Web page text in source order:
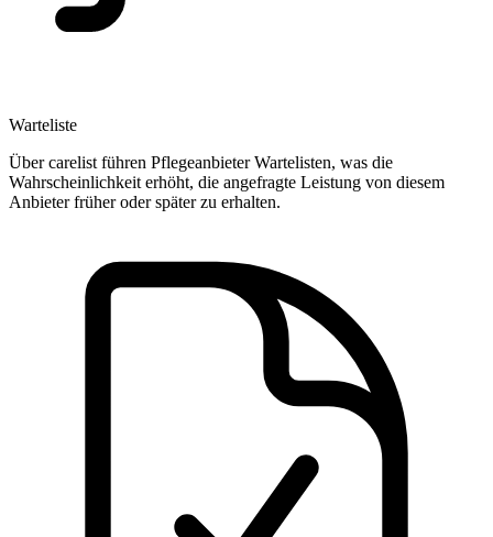
Warteliste
Über carelist führen Pflegeanbieter Wartelisten, was die
Wahrscheinlichkeit erhöht, die angefragte Leistung von diesem
Anbieter früher oder später zu erhalten.